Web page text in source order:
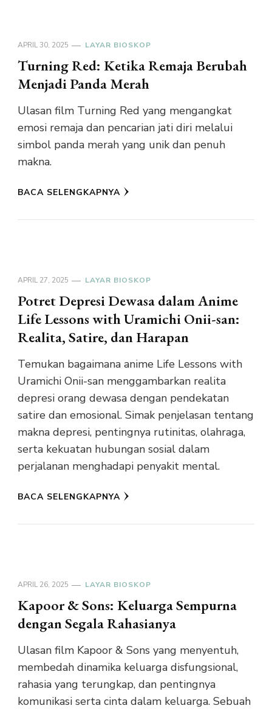
APRIL 30, 2025 LAYAR BIOSKOP
Turning Red: Ketika Remaja Berubah
Menjadi Panda Merah
Ulasan film Turning Red yang mengangkat
emosi remaja dan pencarian jati diri melalui
simbol panda merah yang unik dan penuh
makna.
BACA SELENGKAPNYA
APRIL 27, 2025 LAYAR BIOSKOP
Potret Depresi Dewasa dalam Anime
Life Lessons with Uramichi Onii-san:
Realita, Satire, dan Harapan
Temukan bagaimana anime Life Lessons with
Uramichi Onii-san menggambarkan realita
depresi orang dewasa dengan pendekatan
satire dan emosional. Simak penjelasan tentang
makna depresi, pentingnya rutinitas, olahraga,
serta kekuatan hubungan sosial dalam
perjalanan menghadapi penyakit mental.
BACA SELENGKAPNYA
APRIL 26, 2025 LAYAR BIOSKOP
Kapoor & Sons: Keluarga Sempurna
dengan Segala Rahasianya
Ulasan film Kapoor & Sons yang menyentuh,
membedah dinamika keluarga disfungsional,
rahasia yang terungkap, dan pentingnya
komunikasi serta cinta dalam keluarga. Sebuah